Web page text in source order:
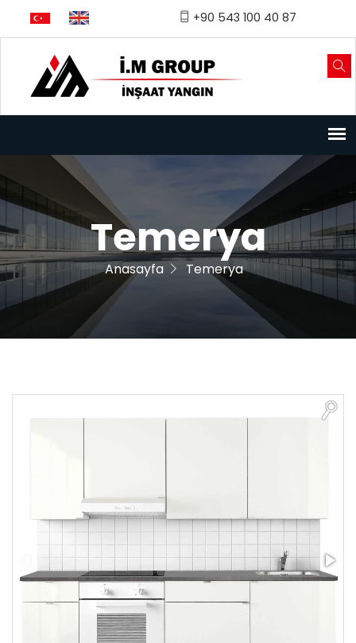
Türkçe English +90 543 100 40 87
Temerya
Anasayfa Temerya